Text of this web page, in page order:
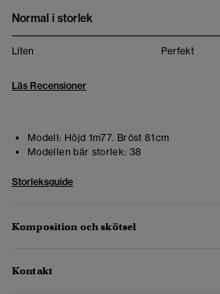
Normal i storlek
Liten Perfekt
Läs Recensioner
Modell: Höjd 1m77. Bröst 81cm
Modellen bär storlek: 38
Storleksguide
Komposition och skötsel
Kontakt